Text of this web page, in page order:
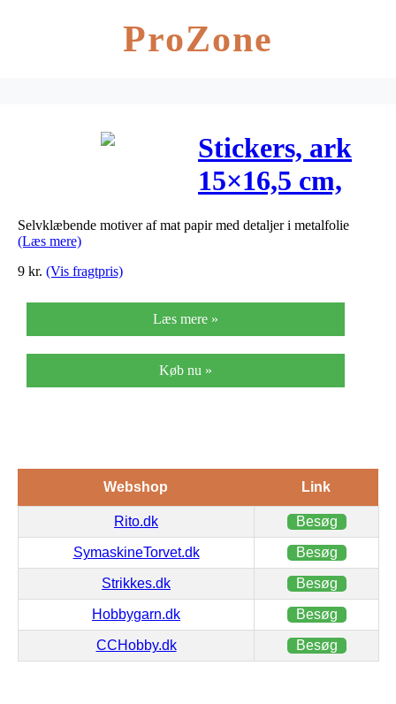
ProZone
Stickers, ark
15×16,5 cm,
ca. 27 stk.,
Selvklæbende motiver af mat papir med detaljer i metalfolie
(Læs mere)
9 kr. (Vis fragtpris)
Læs mere »
Køb nu »
Webshop Link
Rito.dk Besøg
SymaskineTorvet.dk Besøg
Strikkes.dk Besøg
Hobbygarn.dk Besøg
CCHobby.dk Besøg